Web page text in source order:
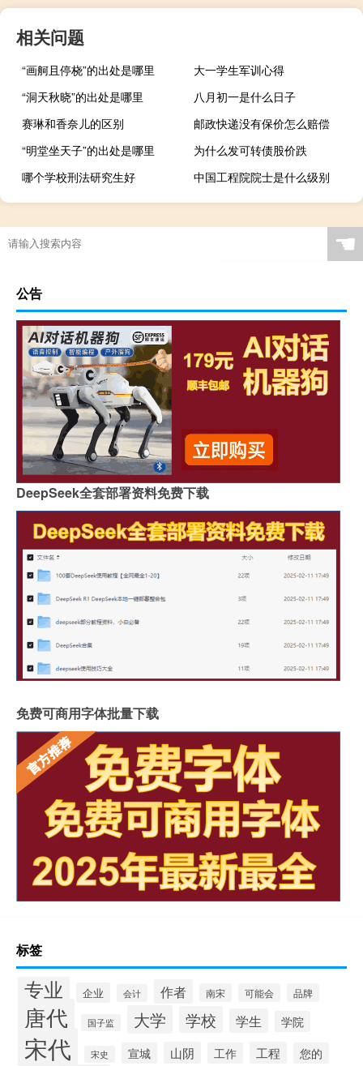
相关问题
“画舸且停桡”的出处是哪里
大一学生军训心得
“洞天秋晓”的出处是哪里
八月初一是什么日子
赛琳和香奈儿的区别
邮政快递没有保价怎么赔偿
“明堂坐天子”的出处是哪里
为什么发可转债股价跌
哪个学校刑法研究生好
中国工程院院士是什么级别
☚
公告
DeepSeek全套部署资料免费下载
免费可商用字体批量下载
标签
专业 企业 会计 作者 南宋 可能会 品牌
唐代 国子监 大学 学校 学生 学院
宋代 宋史 宣城 山阴 工作 工程 您的